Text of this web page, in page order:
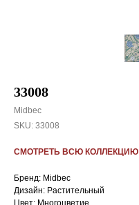
33008
Midbec
SKU: 33008
СМОТРЕТЬ ВСЮ КОЛЛЕКЦИЮ
Бренд: Midbec
Дизайн: Растительный
Цвет: Многоцветие